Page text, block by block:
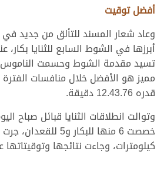
أفضل توقيت
وعاد شعار المسند للتألق من جديد
أبرزها في الشوط السابع للثنايا بكار،
تسيد مقدمة الشوط وحسمت الناموس
مميز هو الأفضل خلال منافسات الفترة
قدره 12.43.76 دقيقة.
كيلومترات، وجاءت نتائجها وتوقيتاتها